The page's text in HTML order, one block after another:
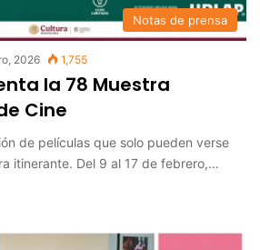
Notas de prensa
2026 1,755
la 78 Muestra
Cine
de películas que solo pueden verse
itinerante. Del 9 al 17 de febrero,…